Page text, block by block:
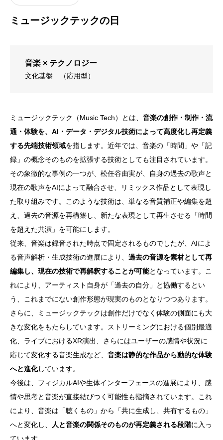
ミュージックテックの日
音楽 × テクノロジー
文化基盤 （応用型）
ミュージックテック（Music Tech）とは、 音楽の創作・制作・流
通・体験を、AI・データ・デジタル技術によって高度化し再定義
する先端技術領域を指します。近年では、音楽の「時間」や「記
録」の概念そのものを拡張する技術としても注目されています。
その象徴的な事例の一つが、 松任谷由実が、自身の過去の歌声と
現在の歌声をAIによって融合させ、リミックス作品として表現し
た取り組みです。このような技術は、単なる音質補正や編集を超
え、過去の音源を再構築し、新たな表現として再生させる「時間
を超えた共演」を可能にします。
従来、音楽は録音された時点で固定されるものでしたが、AIによ
る音声解析・生成技術の進展により、 過去の音源を素材として再
編集し、現在の技術で再解釈することが可能となっています。こ
れにより、アーティスト自身が「過去の自分」と協働するとい
う、これまでにない創作形態が現実のものとなりつつあります。
さらに、ミュージックテックは創作だけでなく体験の側面にも大
きな変化をもたらしています。ストリーミングにおける個別最適
化、ライブにおけるXR演出、さらにはユーザーの感情や状況に
応じて変化する音楽生成など、 音楽は静的な作品から動的な体験
へと進化しています。
今後は、フィジカルAIや生体インターフェースの進展により、感
情や思考と音楽が直接結びつく可能性も指摘されています。これ
により、音楽は「聴くもの」から「共に生成し、共有するもの」
へと変化し、
人と音楽の関係そのものが再定義される段階に入っ